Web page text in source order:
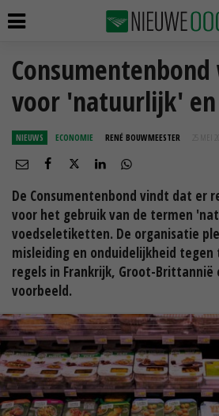
voor 'natuurlijk'
NIEUWS ECONOMIE RENÉ BOUWMEESTER 25 MEI
De Consumentenbond vindt dat er
voor het gebruik van de termen
voedseletiketten. De organisatie
misleiding en onduidelijkheid
regels in Frankrijk, Groot-Brittannië
voorbeeld.